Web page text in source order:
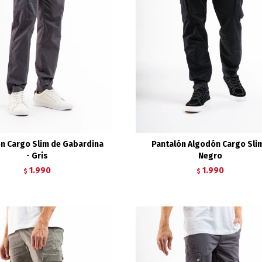
Cargo Slim de Gabardina
- Gris
$ 1.990
Pantalón Algodón Cargo
Negro
$ 1.990